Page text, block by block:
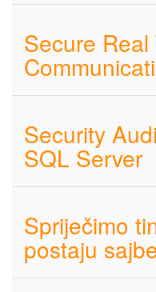
Secure Real
Security
SQL Server
Spriječimo
postaju